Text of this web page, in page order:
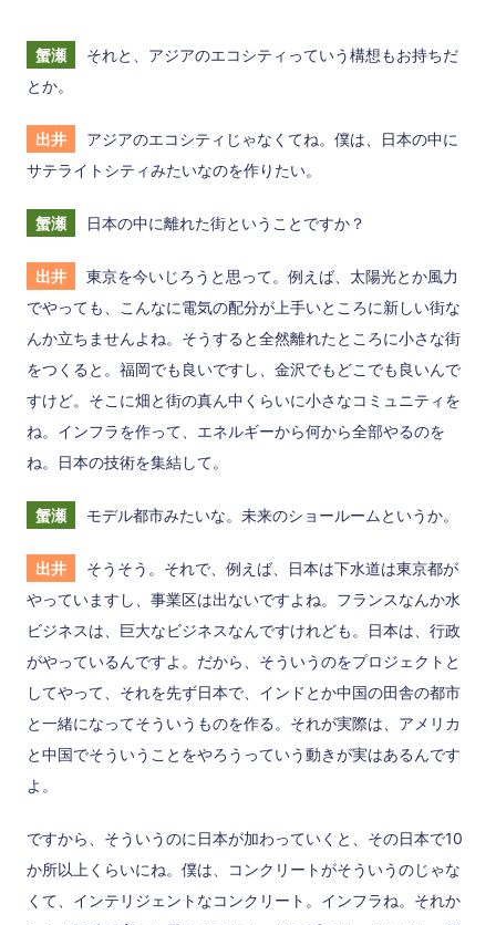
蟹瀬
それと、アジアのエコシティっていう構想もお持ちだ
とか。
出井
アジアのエコシティじゃなくてね。僕は、日本の中に
サテライトシティみたいなのを作りたい。
蟹瀬 日本の中に離れた街ということですか？
出井
東京を今いじろうと思って。例えば、太陽光とか風力
でやっても、こんなに電気の配分が上手いところに新しい街な
んか立ちませんよね。そうすると全然離れたところに小さな街
をつくると。福岡でも良いですし、金沢でもどこでも良いんで
すけど。そこに畑と街の真ん中くらいに小さなコミュニティを
ね。インフラを作って、エネルギーから何から全部やるのを
ね。日本の技術を集結して。
蟹瀬 モデル都市みたいな。未来のショールームというか。
出井
そうそう。それで、例えば、日本は下水道は東京都が
やっていますし、事業区は出ないですよね。フランスなんか水
ビジネスは、巨大なビジネスなんですけれども。日本は、行政
がやっているんですよ。だから、そういうのをプロジェクトと
してやって、それを先ず日本で、インドとか中国の田舎の都市
と一緒になってそういうものを作る。それが実際は、アメリカ
と中国でそういうことをやろうっていう動きが実はあるんです
よ。
ですから、そういうのに日本が加わっていくと、その日本で10
か所以上くらいにね。僕は、コンクリートがそういうのじゃな
くて、インテリジェントなコンクリート。インフラね。それか